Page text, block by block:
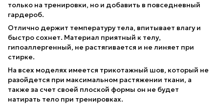
только на тренировки, но и добавить в повседневный
гардероб.
Отлично держит температуру тела, впитывает влагу и
быстро сохнет. Материал приятный к телу,
гипоаллергенный, не растягивается и не линяет при
стирке.
На всех моделях имеется трикотажный шов, который не
разойдется при максимальном растяжении ткани, а
также за счет своей плоской формы он не будет
натирать тело при тренировках.